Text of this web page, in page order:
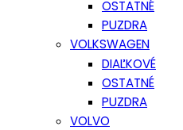
OSTATNÉ
PUZDRA
VOLKSWAGEN
DIAĽKOVÉ
OSTATNÉ
PUZDRA
VOLVO